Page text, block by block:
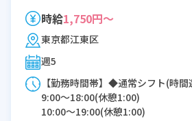
時給1,750円～
東京都江東区
週5
【勤務時間帯】◆通常シフト(時間
9:00〜18:00(休憩1:00)
10:00〜19:00(休憩1:00)